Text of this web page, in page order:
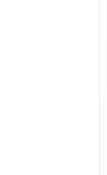
pig、pdf形式
ム送信後に送ら
ドレスからもお